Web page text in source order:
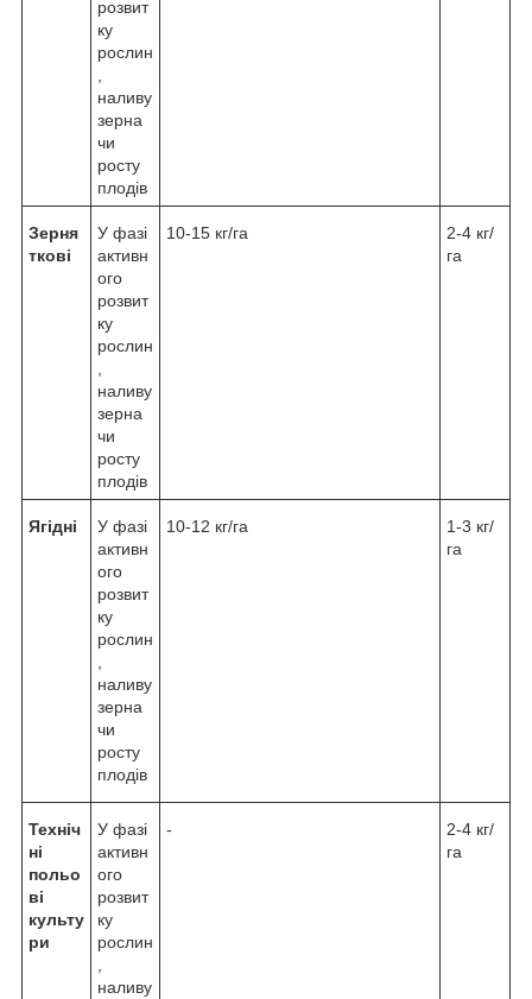
розвит
ку
рослин
,
наливу
зерна
чи
росту
плодів
Зерня
ткові
У фазі
активн
ого
розвит
ку
рослин
,
наливу
зерна
чи
росту
плодів
10-15 кг/га
2-4 кг/
га
Ягідні
У фазі
активн
ого
розвит
ку
рослин
,
наливу
зерна
чи
росту
плодів
10-12 кг/га
1-3 кг/
га
Техніч
ні
польо
ві
культу
ри
У фазі
активн
ого
розвит
ку
рослин
,
наливу
-
2-4 кг/
га